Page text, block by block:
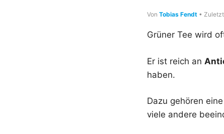
Von Tobias Fendt •
Grüner Tee wird
Er ist reich an
haben.
Dazu gehören
viele andere